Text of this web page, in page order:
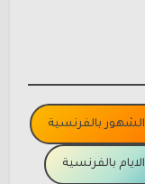
بالفرنسية
بالفرنسية